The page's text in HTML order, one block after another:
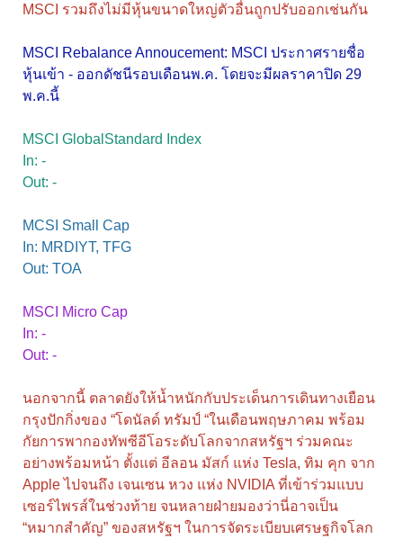
MSCI รวมถึงไม่มีหุ้นขนาดใหญ่ตัวอื่นถูกปรับออกเช่นกัน
MSCI Rebalance Annoucement: MSCI ประกาศรายชื่อ
หุ้นเข้า - ออกดัชนีรอบเดือนพ.ค. โดยจะมีผลราคาปิด 29
พ.ค.นี้
MSCI GlobalStandard Index
In: -
Out: -
MCSI Small Cap
In: MRDIYT, TFG
Out: TOA
MSCI Micro Cap
In: -
Out: -
นอกจากนี้ ตลาดยังให้น้ำหนักกับประเด็นการเดินทางเยือน
กรุงปักกิ่งของ “โดนัลด์ ทรัมป์ “ในเดือนพฤษภาคม พร้อม
กัยการพากองทัพซีอีโอระดับโลกจากสหรัฐฯ ร่วมคณะ
อย่างพร้อมหน้า ตั้งแต่ อีลอน มัสก์ แห่ง Tesla, ทิม คุก จาก
Apple ไปจนถึง เจนเซน หวง แห่ง NVIDIA ที่เข้าร่วมแบบ
เซอร์ไพรส์ในช่วงท้าย จนหลายฝ่ายมองว่านี่อาจเป็น
“หมากสำคัญ” ของสหรัฐฯ ในการจัดระเบียบเศรษฐกิจโลก